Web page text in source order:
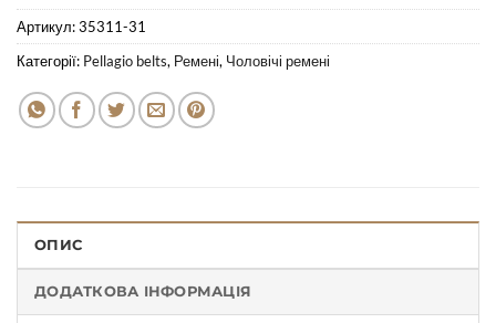
Артикул:35311-31
Категорії: Pellagio belts, Ремені, Чоловічі ремені
ОПИС
ДОДАТКОВА ІНФОРМАЦІЯ